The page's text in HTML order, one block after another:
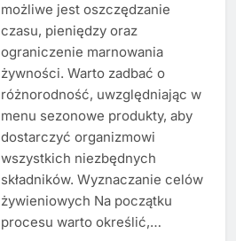
możliwe jest oszczędzanie
czasu, pieniędzy oraz
ograniczenie marnowania
żywności. Warto zadbać o
różnorodność, uwzględniając w
menu sezonowe produkty, aby
dostarczyć organizmowi
wszystkich niezbędnych
składników. Wyznaczanie celów
żywieniowych Na początku
procesu warto określić,…